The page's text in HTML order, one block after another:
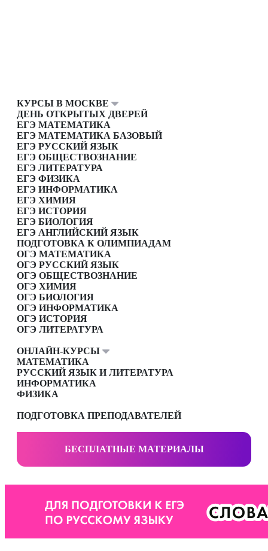
КУРСЫ В МОСКВЕ
ДЕНЬ ОТКРЫТЫХ ДВЕРЕЙ
ЕГЭ МАТЕМАТИКА
ЕГЭ МАТЕМАТИКА БАЗОВЫЙ
ЕГЭ РУССКИЙ ЯЗЫК
ЕГЭ ОБЩЕСТВОЗНАНИЕ
ЕГЭ ЛИТЕРАТУРА
ЕГЭ ФИЗИКА
ЕГЭ ИНФОРМАТИКА
ЕГЭ ХИМИЯ
ЕГЭ ИСТОРИЯ
ЕГЭ БИОЛОГИЯ
ЕГЭ АНГЛИЙСКИЙ ЯЗЫК
ПОДГОТОВКА К ОЛИМПИАДАМ
ОГЭ МАТЕМАТИКА
ОГЭ РУССКИЙ ЯЗЫК
ОГЭ ОБЩЕСТВОЗНАНИЕ
ОГЭ ХИМИЯ
ОГЭ БИОЛОГИЯ
ОГЭ ИНФОРМАТИКА
ОГЭ ИСТОРИЯ
ОГЭ ЛИТЕРАТУРА
ОНЛАЙН-КУРСЫ
МАТЕМАТИКА
РУССКИЙ ЯЗЫК И ЛИТЕРАТУРА
ИНФОРМАТИКА
ФИЗИКА
ПОДГОТОВКА ПРЕПОДАВАТЕЛЕЙ
БЕСПЛАТНЫЕ МАТЕРИАЛЫ